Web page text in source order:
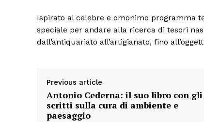
Ispirato al celebre e omonimo programma
speciale per andare alla ricerca di tesori
dall’antiquariato all’artigianato, fino
Previous article
Antonio Cederna: il suo libro con gli
scritti sulla cura di ambiente e
paesaggio